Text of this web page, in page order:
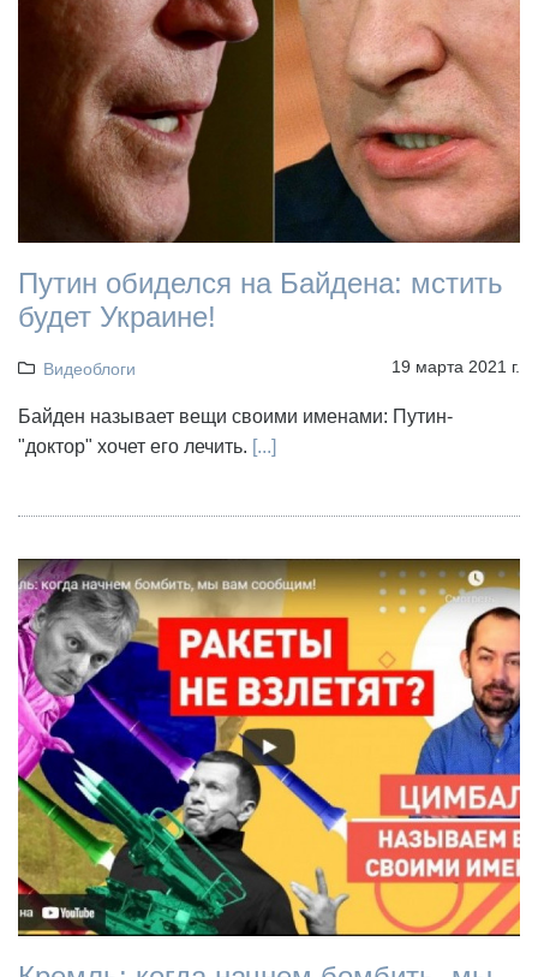
Путин обиделся на Байдена: мстить
будет Украине!
Видеоблоги 19 марта 2021 г.
Байден называет вещи своими именами: Путин-
"доктор" хочет его лечить. [...]